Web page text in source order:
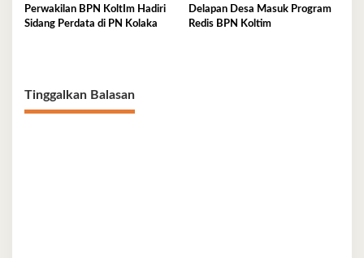
Perwakilan BPN KoltIm Hadiri
Sidang Perdata di PN Kolaka
Delapan Desa Masuk Program
Redis BPN Koltim
Tinggalkan Balasan